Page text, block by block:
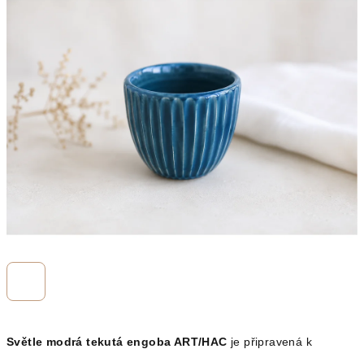
Světle modrá tekutá engoba ART/HAC je připravená k
hvězdiček.